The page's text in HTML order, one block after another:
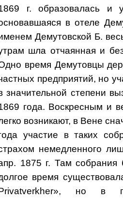
г. образовалась и
в отеле
Демутовской Б.
шла отчаянная и
время Демутовцы
предприятий, но
значительной степени
года. Воскресным и
возникают, в Вене
участие в таких
немедленного
1875 г. Там
время
но в